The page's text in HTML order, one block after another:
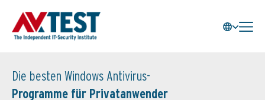
Die besten Windows Antivirus-
Programme für Privatanwender